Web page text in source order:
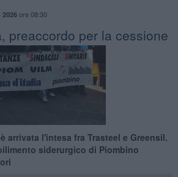
2026ore 08:30
preaccordo per la cessione
arrivata l'intesa fra Trasteel e Greensil.
siderurgico di Piombino